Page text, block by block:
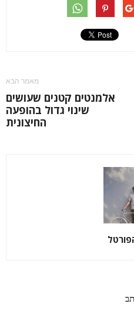
מאמר הבא
אלמנטים קטנים שעושים
שינוי גדול בהופעה
החיצונית